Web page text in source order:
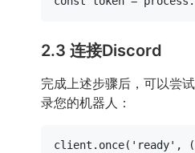
2.3 连接Discord
完成上述步骤后，可以尝
录您的机器人：
client. once( 'ready' ,